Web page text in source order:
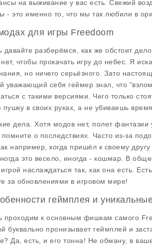
на выживание у вас есть. Свежий
- это именно то, что мы так любили в
для игры Freedoom
давайте разберёмся, как же обстоит
чтобы прокачать игру до небес. Я
но ничего серьёзного. Зато
уважающий себя геймер знал, что
с такими версиями. Чего только
пушку в своих руках, а не убиваешь
дела. Хотя модов нет, полет
помните о последствиях. Часто из-за
например, когда пришёл к своему
это весело, иногда - кошмар. В
наслаждаться так, как она есть.
за обновлениями в игровом мире!
геймплея и
проходим к основным фишкам самого
буквально пронизывает геймплей и
Да, есть, и его тонна! Не обману, в